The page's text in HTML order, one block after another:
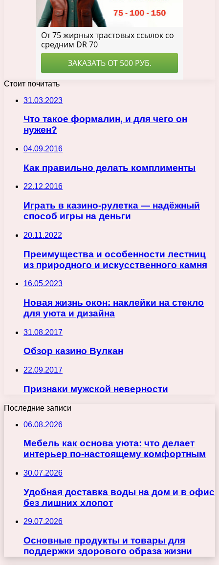
Стоит почитать
31.03.2023
Что такое формалин, и для чего он
нужен?
04.09.2016
Как правильно делать комплименты
22.12.2016
Играть в казино-рулетка — надёжный
способ игры на деньги
20.11.2022
Преимущества и особенности лестниц
из природного и искусственного камня
16.05.2023
Новая жизнь окон: наклейки на стекло
для уюта и дизайна
31.08.2017
Обзор казино Вулкан
22.09.2017
Признаки мужской неверности
Последние записи
06.08.2026
Мебель как основа уюта: что делает
интерьер по-настоящему комфортным
30.07.2026
Удобная доставка воды на дом и в офис
без лишних хлопот
29.07.2026
Основные продукты и товары для
поддержки здорового образа жизни